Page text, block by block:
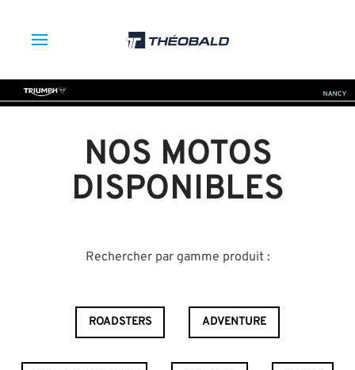
NOS MOTOS
DISPONIBLES
Rechercher par gamme produit :
ROADSTERS ADVENTURE